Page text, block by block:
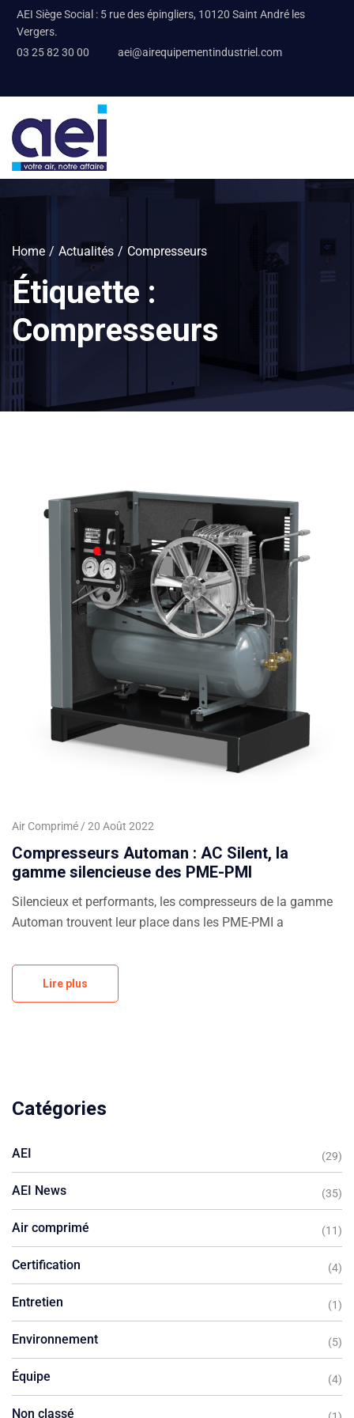
AEI Siège Social : 5 rue des épingliers, 10120 Saint André les
Vergers.
03 25 82 30 00
aei@airequipementindustriel.com
Home Actualités Compresseurs
Étiquette :
Compresseurs
Air Comprimé 20 Août 2022
Compresseurs Automan : AC Silent, la
gamme silencieuse des PME-PMI
Silencieux et performants, les compresseurs de la gamme
Automan trouvent leur place dans les PME-PMI a
Lire plus
Catégories
AEI (29)
AEI News (35)
Air comprimé (11)
Certification (4)
Entretien (1)
Environnement (5)
Équipe (4)
Non classé